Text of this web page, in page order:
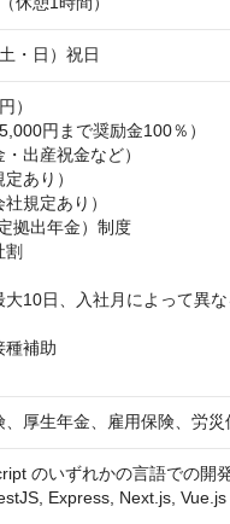
・日）祝日
）
円まで奨励金100％）
出産祝金など）
あり）
規定あり）
拠出年金）制度
割
10日、入社月によって異な
種補助
厚生年金、雇用保険、労災
のいずれかの言語での開
Express, Next.js,